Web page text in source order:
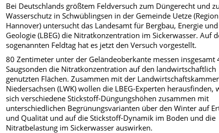
Bei Deutschlands größtem Feldversuch zum Düngerecht und
Wasserschutz in Schwüblingsen in der Gemeinde Uetze (Region
Hannover) untersucht das Landesamt für Bergbau, Energie und
Geologie (LBEG) die Nitratkonzentration im Sickerwasser. Auf
sogenannten Feldtag hat es jetzt den Versuch vorgestellt.
80 Zentimeter unter der Geländeoberkante messen insgesamt
Saugsonden die Nitratkonzentration auf den landwirtschaftlich
genutzten Flächen. Zusammen mit der Landwirtschaftskammer
Niedersachsen (LWK) wollen die LBEG-Experten herausfinden,
sich verschiedene Stickstoff-Düngungshöhen zusammen mit
unterschiedlichen Begrünungsvarianten über den Winter auf
und Qualität und auf die Stickstoff-Dynamik im Boden und die
Nitratbelastung im Sickerwasser auswirken.